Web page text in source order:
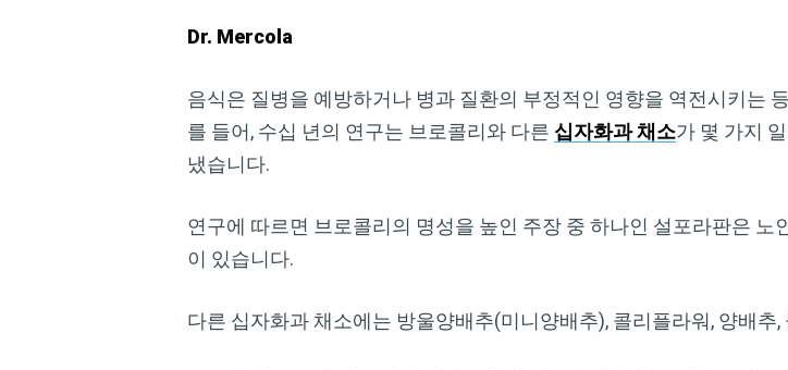
Dr. Mercola
음식은 질병을 예방하거나 병과 질환의 부정적인 영향을 역전시키는
를 들어, 수십 년의 연구는 브로콜리와 다른 십자화과 채소가 몇 가지
냈습니다.
연구에 따르면 브로콜리의 명성을 높인 주장 중 하나인 설포라판은 노
이 있습니다.
다른 십자화과 채소에는 방울양배추(미니양배추), 콜리플라워, 양배추